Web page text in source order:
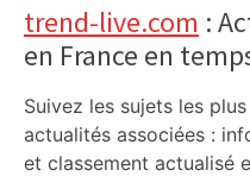
trend-live.com :
en France en
Suivez les sujets les
actualités associées :
et classement actualisé